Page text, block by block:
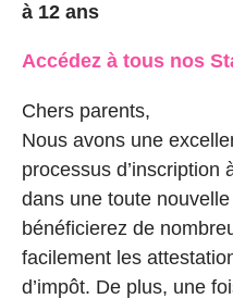
à 12 ans
Accédez à tous nos
Chers parents,
Nous avons une
processus
dans une toute
bénéficierez de
facilement les
d’impôt. De plus, une